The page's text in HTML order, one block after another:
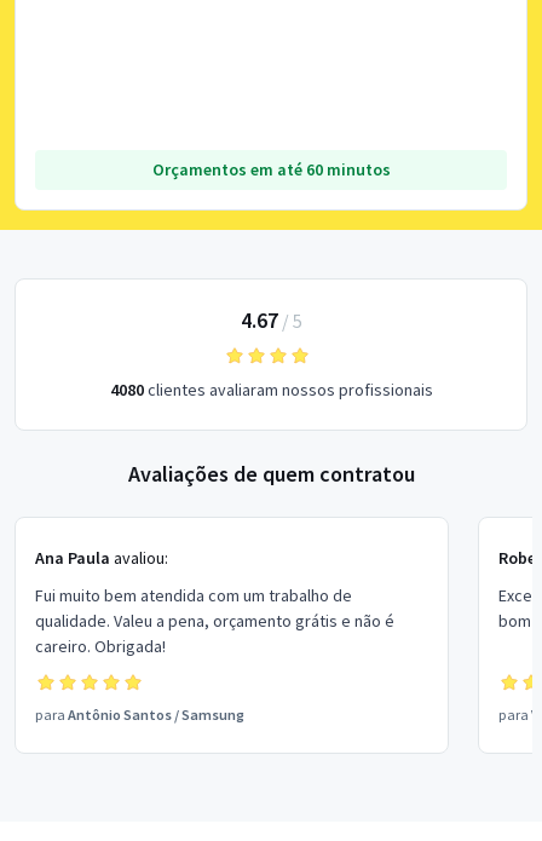
Orçamentos em até 60 minutos
4.67/ 5
4080clientes avaliaram nossos profissionais
Avaliações de quem contratou
Ana Paula avaliou:
Fui muito bem atendida com um trabalho de
qualidade. Valeu a pena, orçamento grátis e não é
careiro. Obrigada!
para Antônio Santos /Samsung
bom
para